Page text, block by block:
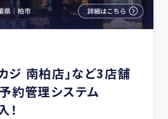
ジ 南柏店」など3店舗
約管理システム
！